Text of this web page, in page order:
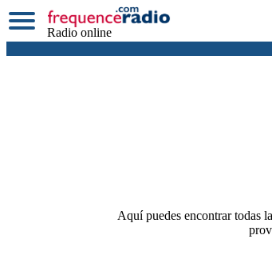
Radio online
Aquí puedes encontrar todas